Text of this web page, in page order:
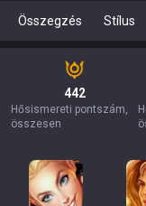
Összegzés Stílus
442
Hősismereti pontszám,
összesen